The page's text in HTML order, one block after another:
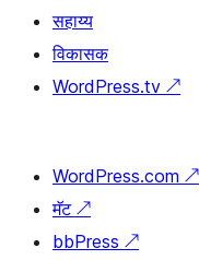
सहाय्य
विकासक
WordPress.tv ↗
WordPress.com ↗
मॅट ↗
bbPress ↗